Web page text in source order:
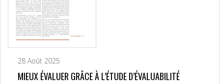
28 Août 2025
MIEUX ÉVALUER GRÂCE À L’ÉTUDE D’ÉVALUABILITÉ